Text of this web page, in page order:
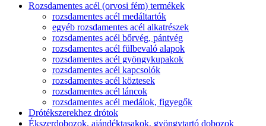
Rozsdamentes acél (orvosi fém) termékek
rozsdamentes acél medáltartók
egyéb rozsdamentes acél alkatrészek
rozsdamentes acél bőrvég, pántvég
rozsdamentes acél fülbevaló alapok
rozsdamentes acél gyöngykupakok
rozsdamentes acél kapcsolók
rozsdamentes acél köztesek
rozsdamentes acél láncok
rozsdamentes acél medálok, figyegők
Drótékszerekhez drótok
Ékszerdobozok, ajándéktasakok, gyöngytartó dobozok